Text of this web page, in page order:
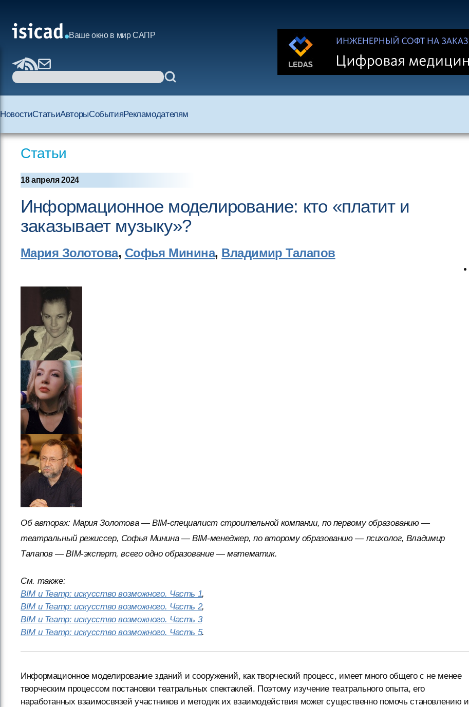
Ваше окно в мир САПР
НовостиСтатьиАвторыСобытияРекламодателям
Статьи
18 апреля 2024
Информационное моделирование: кто «платит и
заказывает музыку»?
Мария Золотова, Софья Минина, Владимир Талапов
Об авторах: Мария Золотова — BIM-специалист строительной компании, по первому образованию —
театральный режиссер, Софья Минина — BIM-менеджер, по второму образованию — психолог, Владимир
Талапов — BIM-эксперт, всего одно образование — математик.
См. также:
BIM и Театр: искусство возможного. Часть 1,
BIM и Театр: искусство возможного. Часть 2,
BIM и Театр: искусство возможного. Часть 3
BIM и Театр: искусство возможного. Часть 5.
Информационное моделирование зданий и сооружений, как творческий процесс, имеет много общего с не менее
творческим процессом постановки театральных спектаклей. Поэтому изучение театрального опыта, его
наработанных взаимосвязей участников и методик их взаимодействия может существенно помочь становлению и